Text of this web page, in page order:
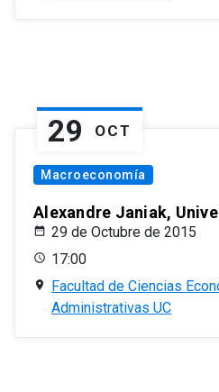
29 OCT
Macroeconomía
Alexandre Janiak,
29 de Octubre de 2015
17:00
Facultad de Ciencias
Administrativas UC